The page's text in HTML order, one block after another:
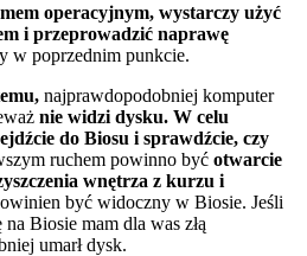
operacyjnym, wystarczy użyć
i przeprowadzić naprawę
w poprzednim punkcie.
najprawdopodobniej komputer
nie widzi dysku. W celu
do Biosu i sprawdźcie, czy
ruchem powinno być otwarcie
wnętrza z kurzu i
być widoczny w Biosie. Jeśli
Biosie mam dla was złą
umarł dysk.